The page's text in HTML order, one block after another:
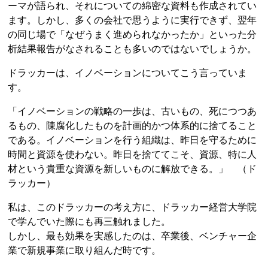
ーマが語られ、それについての綿密な資料も作成されてい
ます。しかし、多くの会社で思うように実行できず、翌年
の同じ場で「なぜうまく進められなかったか」といった分
析結果報告がなされることも多いのではないでしょうか。
ドラッカーは、イノベーションについてこう言っていま
す。
「イノベーションの戦略の一歩は、古いもの、死につつあ
るもの、陳腐化したものを計画的かつ体系的に捨てること
である。イノベーションを行う組織は、昨日を守るために
時間と資源を使わない。昨日を捨ててこそ、資源、特に人
材という貴重な資源を新しいものに解放できる。」 （ド
ラッカー）
私は、このドラッカーの考え方に、ドラッカー経営大学院
で学んでいた際にも再三触れました。
しかし、最も効果を実感したのは、卒業後、ベンチャー企
業で新規事業に取り組んだ時です。